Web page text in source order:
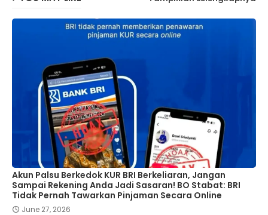
Akun Palsu Berkedok KUR BRI Berkeliaran, Jangan
Sampai Rekening Anda Jadi Sasaran! BO Stabat: BRI
Tidak Pernah Tawarkan Pinjaman Secara Online
June 27, 2026